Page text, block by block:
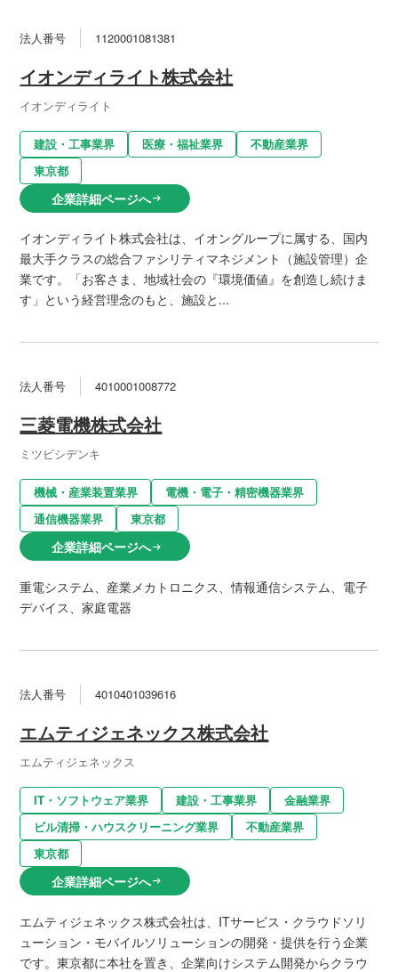
法人番号 1120001081381
イオンディライト株式会社
イオンディライト
建設・工事業界 医療・福祉業界
不動産業界
東京都
企業詳細ページへarrow_right_alt
イオンディライト株式会社は、イオングループに属する、国内
最大手クラスの総合ファシリティマネジメント（施設管理）企
業です。「お客さま、地域社会の『環境価値』を創造し続けま
す」という経営理念のもと、施設と...
法人番号 4010001008772
三菱電機株式会社
ミツビシデンキ
機械・産業装置業界
電機・電子・精密機器業界
通信機器業界
東京都
企業詳細ページへarrow_right_alt
重電システム、産業メカトロニクス、情報通信システム、電子
デバイス、家庭電器
法人番号 4010401039616
エムティジェネックス株式会社
エムティジェネックス
IT・ソフトウェア業界 建設・工事業界
金融業界
ビル清掃・ハウスクリーニング業界
不動産業界
東京都
企業詳細ページへarrow_right_alt
エムティジェネックス株式会社は、ITサービス・クラウドソリ
ューション・モバイルソリューションの開発・提供を行う企業
です。東京都に本社を置き、企業向けシステム開発からクラウ